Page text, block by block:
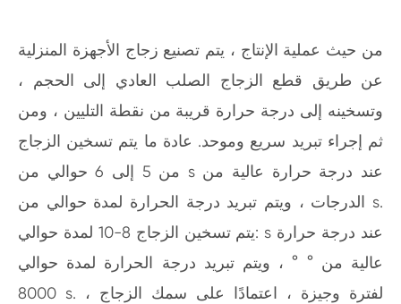
من حيث عملية الإنتاج ، يتم تصنيع زجاج الأجهزة المنزلية
عن طريق قطع الزجاج الصلب العادي إلى الحجم ،
وتسخينه إلى درجة حرارة قريبة من نقطة التليين ، ومن
ثم إجراء تبريد سريع وموحد. عادة ما يتم تسخين الزجاج
من 5 إلى 6 حوالي من s عند درجة حرارة عالية من
الدرجات ، ويتم تبريد درجة الحرارة لمدة حوالي من s.
يتم تسخين الزجاج 8-10 لمدة حوالي: s عند درجة حرارة
عالية من ° ° ، ويتم تبريد درجة الحرارة لمدة حوالي
8000 s. لفترة وجيزة ، اعتمادًا على سمك الزجاج ،